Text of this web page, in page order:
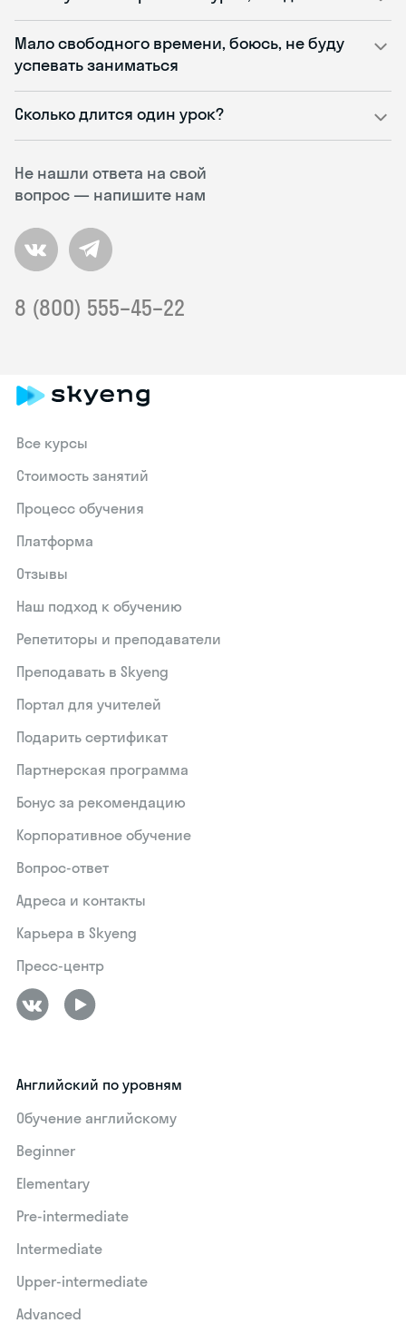
Не нашли ответа на свой
вопрос — напишите нам
8 (800) 555–45–22
Мало свободного времени, боюсь, не буду
успевать заниматься
Сколько длится один урок?
Все курсы
Стоимость занятий
Процесс обучения
Платформа
Отзывы
Наш подход к обучению
Репетиторы и преподаватели
Преподавать в Skyeng
Портал для учителей
Подарить сертификат
Партнерская программа
Бонус за рекомендацию
Корпоративное обучение
Вопрос-ответ
Адреса и контакты
Карьера в Skyeng
Пресс-центр
Английский по уровням
Обучение английскому
Beginner
Elementary
Pre-intermediate
Intermediate
Upper-intermediate
Advanced